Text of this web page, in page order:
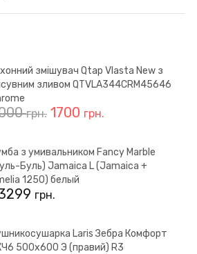
змішувач Qtap Vlasta New з
зливом QTVLA344CRM45646
грн. 1700 грн.
з умивальником Fancy Marble
Буль) Jamaica L (Jamaica +
1250) белый
грн.
Laris Зебра Комфорт
500x600 Э (правий) R3